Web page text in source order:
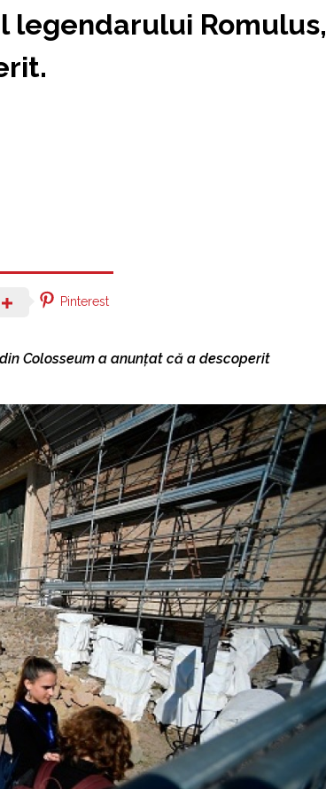
legendarului Romulus,
Pinterest
Colosseum a anunţat că a descoperit